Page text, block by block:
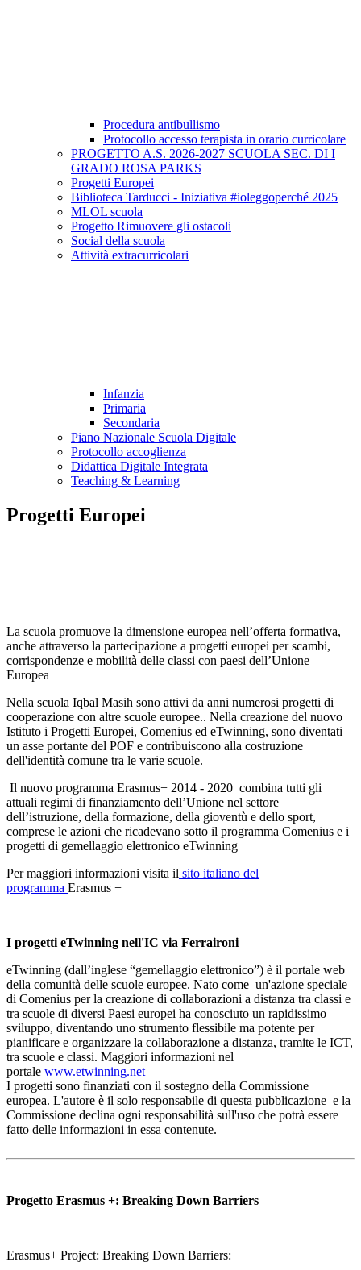
Procedura antibullismo
Protocollo accesso terapista in orario curricolare
PROGETTO A.S. 2026-2027 SCUOLA SEC. DI I
GRADO ROSA PARKS
Progetti Europei
Biblioteca Tarducci - Iniziativa #ioleggoperché 2025
MLOL scuola
Progetto Rimuovere gli ostacoli
Social della scuola
Attività extracurricolari
Infanzia
Primaria
Secondaria
Piano Nazionale Scuola Digitale
Protocollo accoglienza
Didattica Digitale Integrata
Teaching & Learning
Progetti Europei
La scuola promuove la dimensione europea nell’offerta formativa,
anche attraverso la partecipazione a progetti europei per scambi,
corrispondenze e mobilità delle classi con paesi dell’Unione
Europea
Nella scuola Iqbal Masih sono attivi da anni numerosi progetti di
cooperazione con altre scuole europee.. Nella creazione del nuovo
Istituto i Progetti Europei, Comenius ed eTwinning, sono diventati
un asse portante del POF e contribuiscono alla costruzione
dell'identità comune tra le varie scuole.
Il nuovo programma Erasmus+ 2014 - 2020 combina tutti gli
attuali regimi di finanziamento dell’Unione nel settore
dell’istruzione, della formazione, della gioventù e dello sport,
comprese le azioni che ricadevano sotto il programma Comenius e i
progetti di gemellaggio elettronico eTwinning
Per maggiori informazioni visita il sito italiano del
programma Erasmus +
I progetti eTwinning nell'IC via Ferraironi
eTwinning (dall’inglese “gemellaggio elettronico”) è il portale web
della comunità delle scuole europee. Nato come un'azione speciale
di Comenius per la creazione di collaborazioni a distanza tra classi e
tra scuole di diversi Paesi europei ha conosciuto un rapidissimo
sviluppo, diventando uno strumento flessibile ma potente per
pianificare e organizzare la collaborazione a distanza, tramite le ICT,
tra scuole e classi. Maggiori informazioni nel
portale www.etwinning.net
I progetti sono finanziati con il sostegno della Commissione
europea. L'autore è il solo responsabile di questa pubblicazione e la
Commissione declina ogni responsabilità sull'uso che potrà essere
fatto delle informazioni in essa contenute.
Progetto Erasmus +: Breaking Down Barriers
Erasmus+ Project: Breaking Down Barriers: